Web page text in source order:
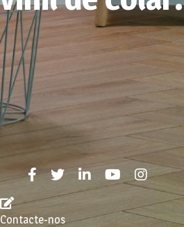
Contacte-nos